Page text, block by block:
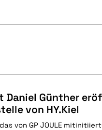
Günther
von HY.Kiel
von GP JOULE